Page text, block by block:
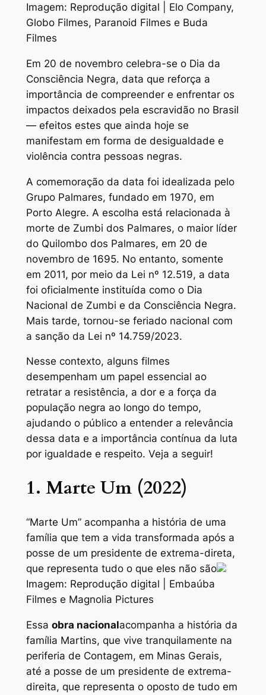
Imagem: Reprodução digital | Elo Company,
Globo Filmes, Paranoid Filmes e Buda
Filmes
Em 20 de novembro celebra-se o Dia da
Consciência Negra, data que reforça a
importância de compreender e enfrentar os
impactos deixados pela escravidão no Brasil
— efeitos estes que ainda hoje se
manifestam em forma de desigualdade e
violência contra pessoas negras.
A comemoração da data foi idealizada pelo
Grupo Palmares, fundado em 1970, em
Porto Alegre. A escolha está relacionada à
morte de Zumbi dos Palmares, o maior líder
do Quilombo dos Palmares, em 20 de
novembro de 1695. No entanto, somente
em 2011, por meio da Lei nº 12.519, a data
foi oficialmente instituída como o Dia
Nacional de Zumbi e da Consciência Negra.
Mais tarde, tornou-se feriado nacional com
a sanção da Lei nº 14.759/2023.
Nesse contexto, alguns filmes
desempenham um papel essencial ao
retratar a resistência, a dor e a força da
população negra ao longo do tempo,
ajudando o público a entender a relevância
dessa data e a importância contínua da luta
por igualdade e respeito. Veja a seguir!
1. Marte Um (2022)
“Marte Um” acompanha a história de uma
família que tem a vida transformada após a
posse de um presidente de extrema-direta,
que representa tudo o que eles não são
Imagem: Reprodução digital | Embaúba
Filmes e Magnolia Pictures
Essa obra nacionalacompanha a história da
família Martins, que vive tranquilamente na
periferia de Contagem, em Minas Gerais,
até a posse de um presidente de extrema-
direita, que representa o oposto de tudo em